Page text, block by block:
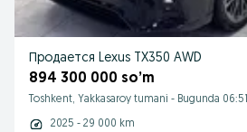
Продается Lexus TX350 AWD
894 300 000 so’m
Toshkent, Yakkasaroy tumani - Bugunda 06:51
2025 - 29 000 km